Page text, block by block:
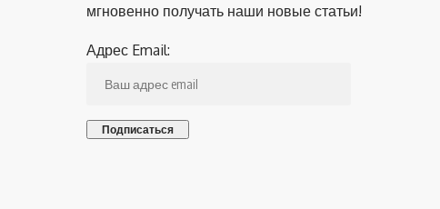
мгновенно получать наши новые статьи!
Адрес Email: